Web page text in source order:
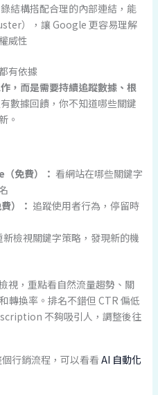
結構搭配合理的內部連結，能
），讓 Google 更容易理解
威性
有依據
，而是需要持續追蹤數據、根
數據回饋，你不知道哪些關鍵
。
免費）： 看網站在哪些關鍵字
）： 追蹤使用者行為，停留時
新檢視關鍵字策略，發現新的機
視，重點看自然流量趨勢、關
轉換率。排名不錯但 CTR 偏低
不夠吸引人，調整後往
行銷流程，可以看看 AI 自動化